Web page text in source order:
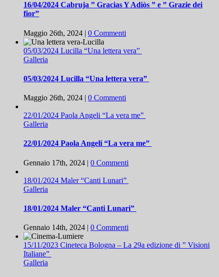
16/04/2024 Cabruja ” Gracias Y Adiòs ” e ” Grazie dei
fior”
Maggio 26th, 2024 | 0 Commenti
05/03/2024 Lucilla “Una lettera vera”
Galleria
05/03/2024 Lucilla “Una lettera vera”
Maggio 26th, 2024 | 0 Commenti
22/01/2024 Paola Angeli “La vera me”
Galleria
22/01/2024 Paola Angeli “La vera me”
Gennaio 17th, 2024 | 0 Commenti
18/01/2024 Maler “Canti Lunari”
Galleria
18/01/2024 Maler “Canti Lunari”
Gennaio 14th, 2024 | 0 Commenti
15/11/2023 Cineteca Bologna – La 29a edizione di ” Visioni
Italiane”
Galleria